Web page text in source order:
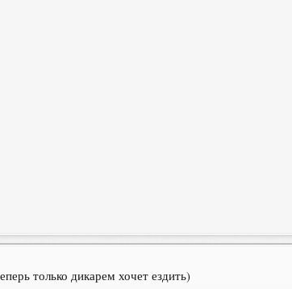
только дикарем хочет ездить)